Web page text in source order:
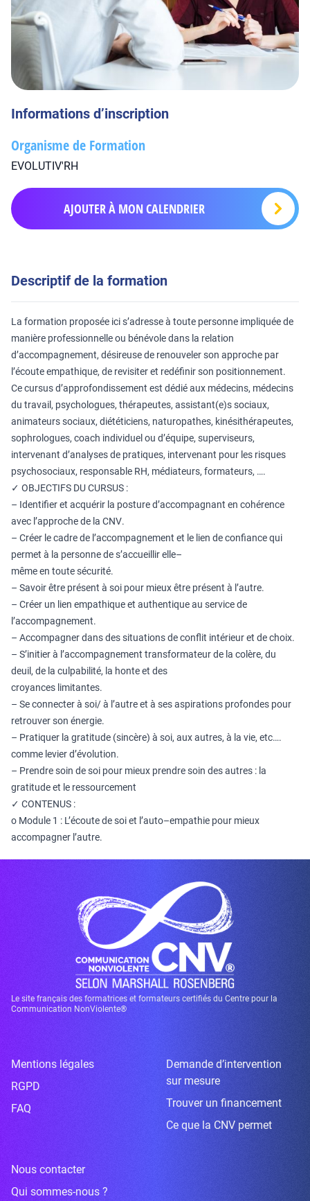
Informations d’inscription
Organisme de Formation
EVOLUTIV'RH
AJOUTER À MON CALENDRIER
Descriptif de la formation
La formation proposée ici s’adresse à toute personne impliquée de
manière professionnelle ou bénévole dans la relation
d’accompagnement, désireuse de renouveler son approche par
l’écoute empathique, de revisiter et redéfinir son positionnement.
Ce cursus d’approfondissement est dédié aux médecins, médecins
du travail, psychologues, thérapeutes, assistant(e)s sociaux,
animateurs sociaux, diététiciens, naturopathes, kinésithérapeutes,
sophrologues, coach individuel ou d’équipe, superviseurs,
intervenant d’analyses de pratiques, intervenant pour les risques
psychosociaux, responsable RH, médiateurs, formateurs, ….
✓ OBJECTIFS DU CURSUS :
– Identifier et acquérir la posture d’accompagnant en cohérence
avec l’approche de la CNV.
– Créer le cadre de l’accompagnement et le lien de confiance qui
permet à la personne de s’accueillirelle–
mêmeen toute sécurité.
– Savoir être présent à soi pour mieux être présent à l’autre.
– Créer un lien empathique et authentique au service de
l’accompagnement.
– Accompagner dans des situations de conflit intérieur et de choix.
– S’initier à l’accompagnement transformateur de la colère, du
deuil, de la culpabilité, la honteet des
croyances limitantes.
– Se connecter à soi/à l’autre et à ses aspirations profondes pour
retrouver son énergie.
– Pratiquer la gratitude (sincère) à soi, aux autres, à la vie, etc….
comme levier d’évolution.
– Prendre soin de soi pour mieux prendre soin des autres : la
gratitude et le ressourcement
✓ CONTENUS :
o Module 1 : L’écoute de soi et l’auto–empathie pour mieux
accompagner l’autre.
Le site français des formatrices et formateurs certifiés du Centre pour la
Communication NonViolente®
Mentions légales
RGPD
FAQ
Demande d’intervention
sur mesure
Trouver un financement
Ce que la CNV permet
Nous contacter
Qui sommes-nous ?